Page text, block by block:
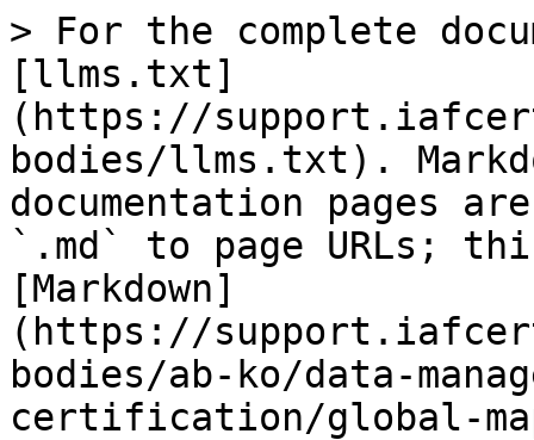
> For the complete
[llms.txt]
(https://
bodies/llms.txt).
documentation pages
`.md` to page URLs;
[Markdown]
(https://
bodies/ab-ko/data-
certification/global-